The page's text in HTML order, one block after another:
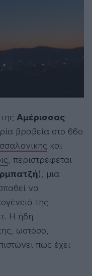
Αμέρισσας
βραβεία στο 66ο
και
, περιστρέφεται
), μια
να
της
Η ήδη
ωστόσο,
πως έχει